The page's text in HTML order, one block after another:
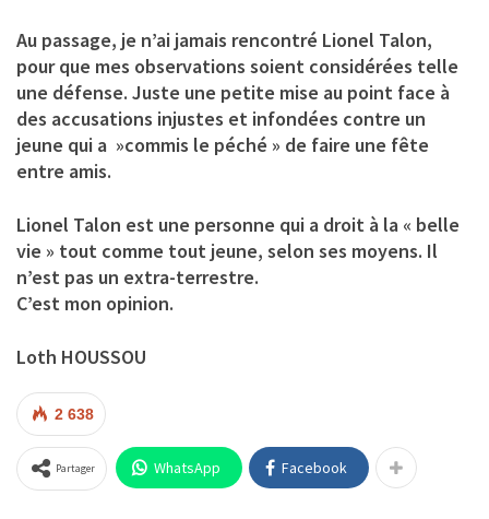
Au passage, je n’ai jamais rencontré Lionel Talon,
pour que mes observations soient considérées telle
une défense. Juste une petite mise au point face à
des accusations injustes et infondées contre un
jeune qui a »commis le péché » de faire une fête
entre amis.
Lionel Talon est une personne qui a droit à la « belle
vie » tout comme tout jeune, selon ses moyens. Il
n’est pas un extra-terrestre.
C’est mon opinion.
Loth HOUSSOU
2 638
Partager WhatsApp Facebook